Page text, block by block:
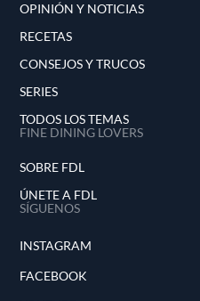
OPINIÓN Y NOTICIAS
RECETAS
CONSEJOS Y TRUCOS
SERIES
TODOS LOS TEMAS
FINE DINING LOVERS
SOBRE FDL
ÚNETE A FDL
SÍGUENOS
INSTAGRAM
FACEBOOK